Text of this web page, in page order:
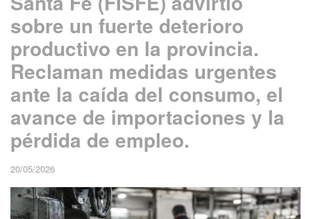
sobre un fuerte deterioro
productivo en la provincia.
Reclaman medidas urgentes
ante la caída del consumo, el
avance de importaciones y la
pérdida de empleo.
20/05/2026